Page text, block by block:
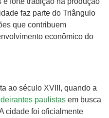
faz parte do Triângulo
que contribuem
econômico do
ao século XVIII, quando a
paulistas em busca
cidade foi oficialmente